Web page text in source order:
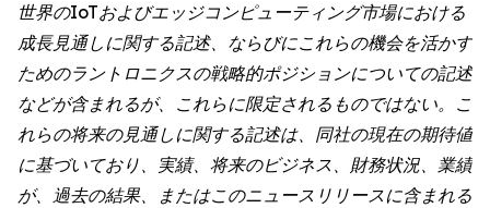
世界のIoTおよびエッジコンピューティング市場における
成長見通しに関する記述、ならびにこれらの機会を活かす
ためのラントロニクスの戦略的ポジションについての記述
などが含まれるが、これらに限定されるものではない。こ
れらの将来の見通しに関する記述は、同社の現在の期待値
に基づいており、実績、将来のビジネス、財務状況、業績
が、過去の結果、またはこのニュースリリースに含まれる